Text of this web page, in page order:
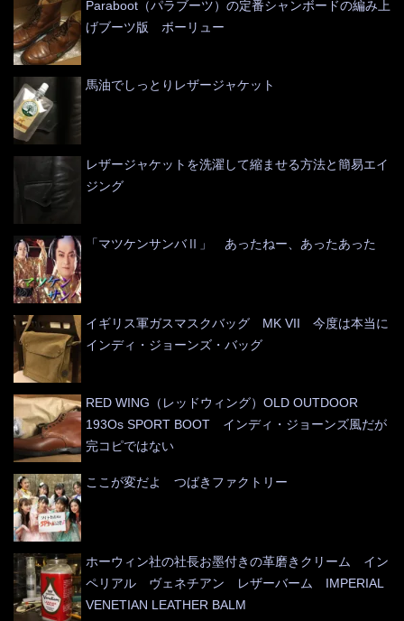
Paraboot（パラブーツ）の定番シャンボードの編み上
げブーツ版 ボーリュー
馬油でしっとりレザージャケット
レザージャケットを洗濯して縮ませる方法と簡易エイ
ジング
「マツケンサンバⅡ」 あったねー、あったあった
イギリス軍ガスマスクバッグ MK VII 今度は本当に
インディ・ジョーンズ・バッグ
RED WING（レッドウィング）OLD OUTDOOR
193Os SPORT BOOT インディ・ジョーンズ風だが
完コピではない
ここが変だよ つばきファクトリー
ホーウィン社の社長お墨付きの革磨きクリーム イン
ペリアル ヴェネチアン レザーバーム IMPERIAL
VENETIAN LEATHER BALM